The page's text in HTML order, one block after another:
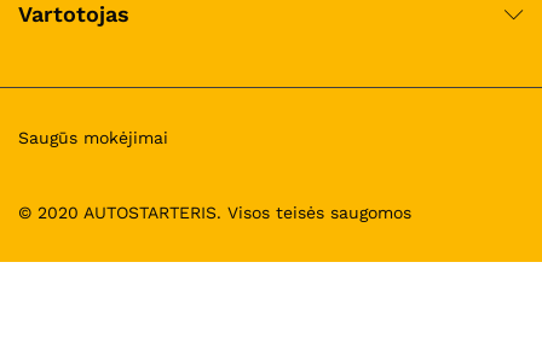
Vartotojas
© 2020 AUTOSTARTERIS. Visos teisės saugomos
Saugūs mokėjimai